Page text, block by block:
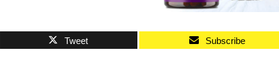
Tweet Subscribe